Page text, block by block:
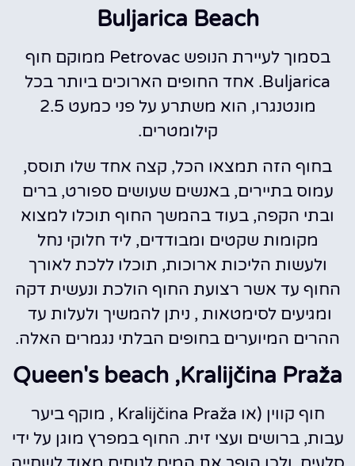
Buljarica Beach
בסמוך לעיירת הנופש Petrovac ממוקם חוף
Buljarica. אחד החופים הארוכים ביותר בכל
מונטנגרו, הוא משתרע על פני כמעט 2.5
קילומטרים.
בחוף הזה תמצאו הכל, קצה אחד שלו תוסס,
עמוס בתיירים, באנשים שעושים ספורט, ברים
ובתי הקפה, בעוד בהמשך החוף תוכלו למצוא
מקומות שקטים ומבודדים, ליד חלוקי נחל
ולעשות הליכות ארוכות, תוכלו ללכת לאורך
החוף עד אשר רצועת החוף הולכת ונעשית דקה
ומגיעים לסימטאות , ניתן להמשיך ולעלות עד
ההרים המיוערים בחופים הבלתי נגמרים האלה.
Queen's beach ,Kralijčina Praža
חוף קווין (או Kralijčina Praža , מוקף ביער
עבות, ברושים ועצי זית. החוף במפרץ מוגן על ידי